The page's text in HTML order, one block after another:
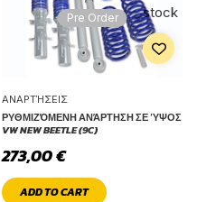
stock
Pre Order
ΑΝΑΡΤΉΣΕΙΣ
ΡΥΘΜΙΖΌΜΕΝΗ ΑΝΆΡΤΗΣΗ ΣΕ ΎΨΟΣ
VW NEW BEETLE (9C)
273,00€
ADD TO CART